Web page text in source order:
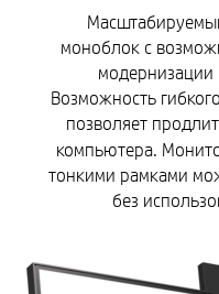
моноблок с
модернизации
Возможность
позволяет
компьютера.
тонкими рамками
без